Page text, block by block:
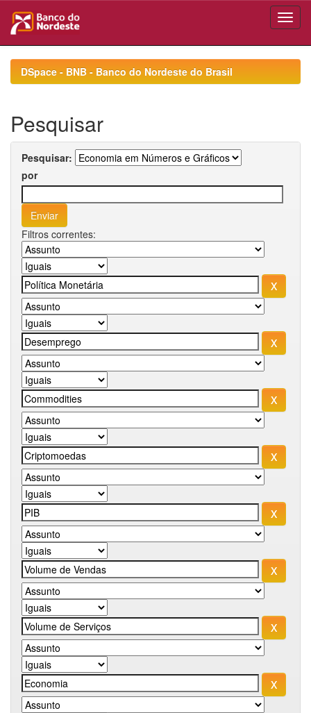
navigationDSpace - BNB - Banco do Nordeste do Brasil
Pesquisar
Pesquisar:
por
Filtros correntes: